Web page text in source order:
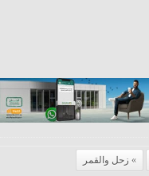
زحل والقمر